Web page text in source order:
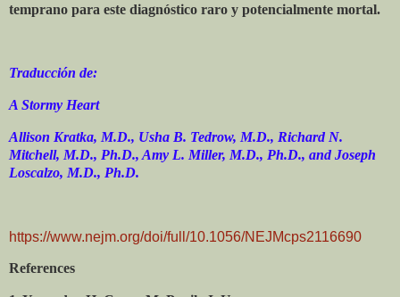
temprano para este diagnóstico raro y potencialmente mortal.
Traducción de:
A Stormy Heart
Allison Kratka, M.D., Usha B. Tedrow, M.D., Richard N.
Mitchell, M.D., Ph.D., Amy L. Miller, M.D., Ph.D., and Joseph
Loscalzo, M.D., Ph.D.
https://www.nejm.org/doi/full/10.1056/NEJMcps2116690
References